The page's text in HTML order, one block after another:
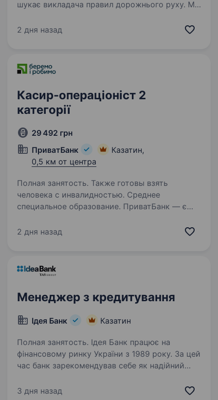
шукає викладача правил дорожнього руху. Ми
водіння в Україні та забезпечуємо нашим
2 дня назад
Касир-операціоніст 2
категорії
29 492 грн
ПриватБанк
Казатин,
0,5 км от центра
Полная занятость. Также готовы взять
человека с инвалидностью. Среднее
специальное образование. ПриватБанк — є
з найбільш інноваційних банків світу. Займає
чверті всієї банківської системи країни…
2 дня назад
Менеджер з кредитування
Ідея Банк Казатин
Полная занятость. Ідея Банк працює на
фінансовому ринку України з 1989 року. За цей
час банк зарекомендував себе як надійний
справжня цінність — Команда, що надихає
3 дня назад